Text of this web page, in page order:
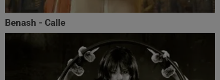
Benash - Calle